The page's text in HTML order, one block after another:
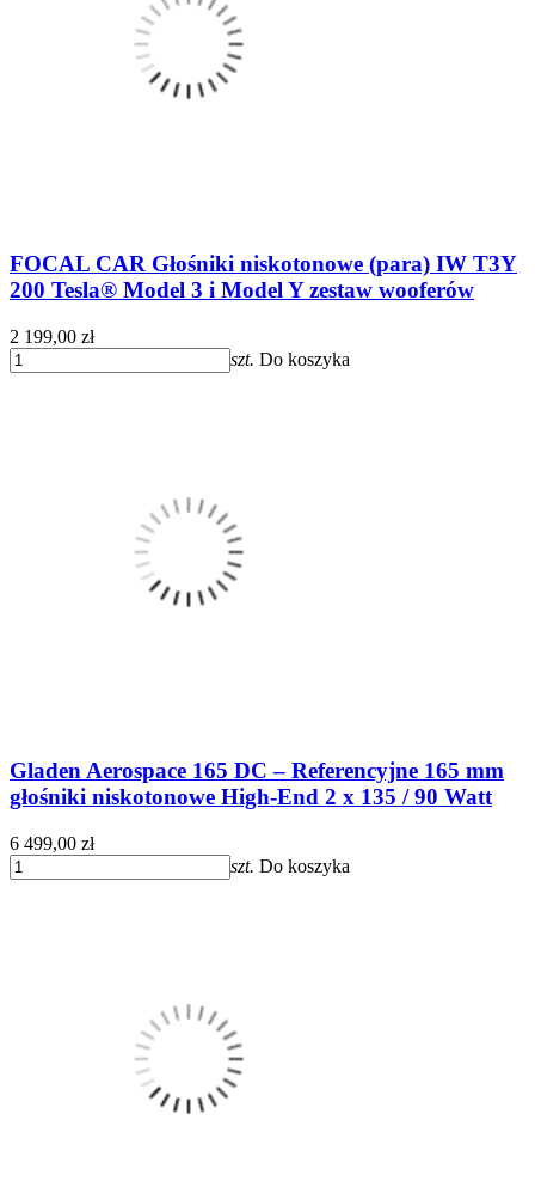
FOCAL CAR Głośniki niskotonowe (para) IW T3Y
200 Tesla® Model 3 i Model Y zestaw wooferów
2 199,00 zł
szt. Do koszyka
Gladen Aerospace 165 DC – Referencyjne 165 mm
głośniki niskotonowe High-End 2 x 135 / 90 Watt
6 499,00 zł
szt. Do koszyka